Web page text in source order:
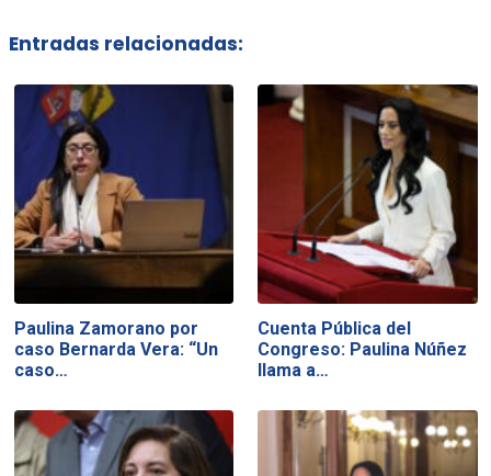
Entradas relacionadas:
Paulina Zamorano por
caso Bernarda Vera: “Un
caso…
Cuenta Pública del
Congreso: Paulina Núñez
llama a…